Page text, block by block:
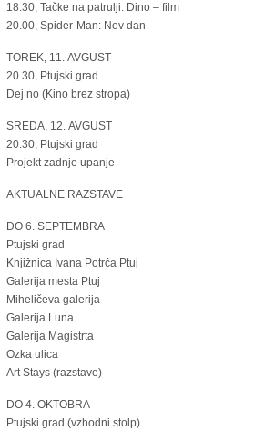
18.30, Tačke na patrulji: Dino – film
20.00, Spider-Man: Nov dan
TOREK, 11. AVGUST
20.30, Ptujski grad
Dej no (Kino brez stropa)
SREDA, 12. AVGUST
20.30, Ptujski grad
Projekt zadnje upanje
AKTUALNE RAZSTAVE
DO 6. SEPTEMBRA
Ptujski grad
Knjižnica Ivana Potrča Ptuj
Galerija mesta Ptuj
Miheličeva galerija
Galerija Luna
Galerija Magistrta
Ozka ulica
Art Stays (razstave)
DO 4. OKTOBRA
Ptujski grad (vzhodni stolp)